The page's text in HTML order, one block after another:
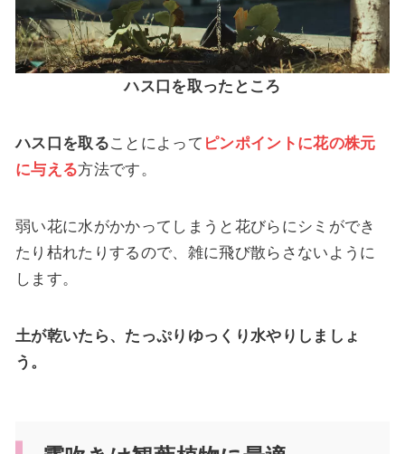
ハス口を取ったところ
ハス口を取ることによって ピンポイントに花の株元
に与える方法です。
弱い花に水がかかってしまうと花びらにシミができ
たり枯れたりするので、雑に飛び散らさないように
します。
土が乾いたら、たっぷりゆっくり水やりしましょ
う。